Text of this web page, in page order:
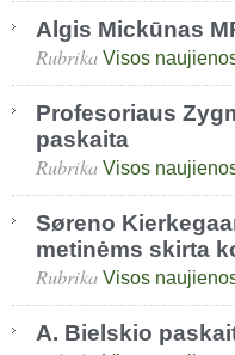
Algis Mickūnas
Rubrika Visos
Profesoriaus
paskaita
Rubrika Visos
Søreno
metinėms skirta
Rubrika Visos
A. Bielskio